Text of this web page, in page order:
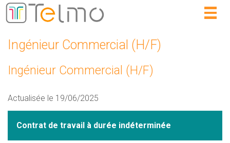
Ingénieur Commercial (H/F)
Ingénieur Commercial (H/F)
Actualisée le 19/06/2025
Contrat de travail à durée indéterminée